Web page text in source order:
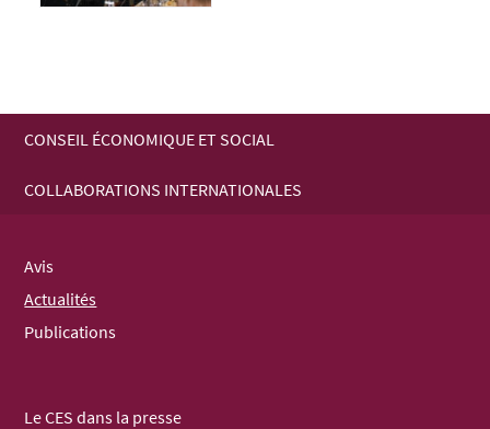
MENU
NAVIGATION
CONSEIL ÉCONOMIQUE ET SOCIAL
COLLABORATIONS INTERNATIONALES
Avis
Actualités
Publications
Le CES dans la presse